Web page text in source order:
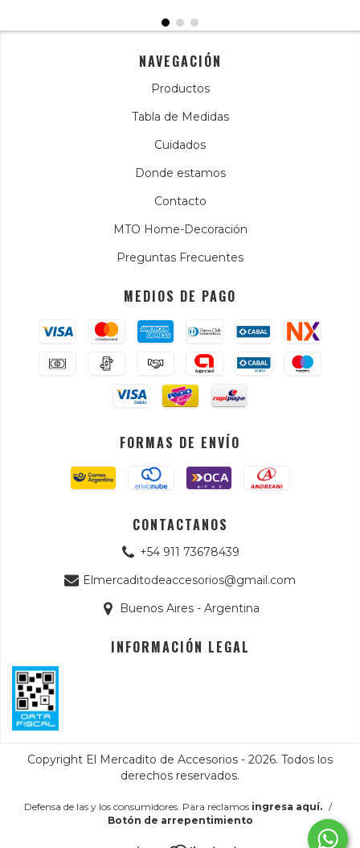
NAVEGACIÓN
Productos
Tabla de Medidas
Cuidados
Donde estamos
Contacto
MTO Home-Decoración
Preguntas Frecuentes
MEDIOS DE PAGO
FORMAS DE ENVÍO
CONTACTANOS
+54 911 73678439
Elmercaditodeaccesorios@gmail.com
Buenos Aires - Argentina
INFORMACIÓN LEGAL
Copyright El Mercadito de Accesorios - 2026. Todos los
derechos reservados.
Defensa de las y los consumidores. Para reclamos ingresa aquí. /
Botón de arrepentimiento